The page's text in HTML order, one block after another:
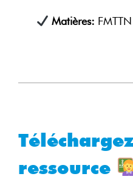
Matières: FMTTN
ressource